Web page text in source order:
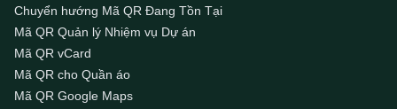
Chuyển hướng Mã QR Đang Tồn Tại
Mã QR Quản lý Nhiệm vụ Dự án
Mã QR vCard
Mã QR cho Quần áo
Mã QR Google Maps